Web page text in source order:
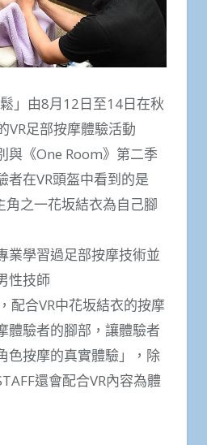
」由8月12日至14日在秋
VR足部按摩體驗活動
與《One Room》第二季
者在VR頭盔中看到的是
角之一花坂結衣為自己腳
業學習過足部按摩技術並
性技師
配合VR中花坂結衣的按摩
體驗者的腳部，讓體驗者
色按摩的真實體驗」，除
還會配合VR內容為體